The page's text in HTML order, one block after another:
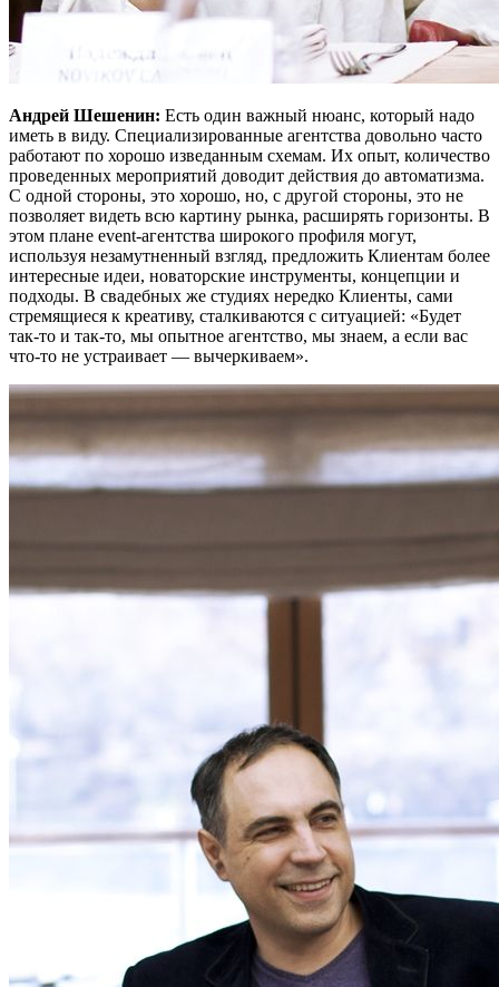
Андрей Шешенин: Есть один важный нюанс, который надо
иметь в виду. Cпециализированные агентства довольно часто
работают по хорошо изведанным схемам. Их опыт, количество
проведенных мероприятий доводит действия до автоматизма.
С одной стороны, это хорошо, но, с другой стороны, это не
позволяет видеть всю картину рынка, расширять горизонты. В
этом плане event-агентства широкого профиля могут,
используя незамутненный взгляд, предложить Клиентам более
интересные идеи, новаторские инструменты, концепции и
подходы. В свадебных же студиях нередко Клиенты, сами
стремящиеся к креативу, сталкиваются с ситуацией: «Будет
так-то и так-то, мы опытное агентство, мы знаем, а если вас
что-то не устраивает — вычеркиваем».